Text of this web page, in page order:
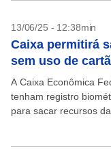
13/06/25 - 12:38min
Caixa permitirá
sem uso de
A Caixa Econômica
tenham registro
para sacar recursos